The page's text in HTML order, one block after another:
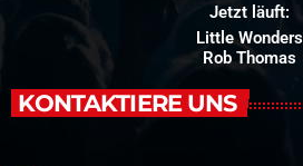
Jetzt läuft:
Little Wonders
Rob Thomas
KONTAKTIERE UNS